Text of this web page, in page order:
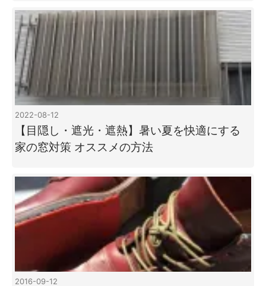
2022-08-12
【目隠し・遮光・遮熱】暑い夏を快適にする
家の窓対策 オススメの方法
2016-09-12